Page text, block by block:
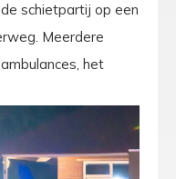
schietpartij op een
Meerdere
het